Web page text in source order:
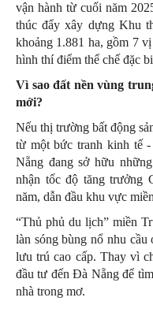
vận hành từ cuối năm
thúc đẩy xây dựng Khu
khoảng 1.881 ha, gồm 7
hình thí điểm thể chế đặc
Vì sao đất nền vùng
mới?
Nếu thị trường bất động
từ một bức tranh kinh tế
Nẵng đang sở hữu
nhận tốc độ tăng trưởng
năm, dẫn đầu khu vực
“Thủ phủ du lịch” miền
làn sóng bùng nổ nhu
lưu trú cao cấp. Thay vì
đầu tư đến Đà Nẵng để
nhà trong mơ.